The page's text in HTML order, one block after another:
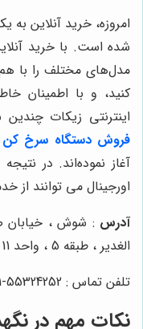
امروزه، خرید آنلاین
شده است. با خرید
مدل‌های مختلف را با هم
کنید، و با اطمینان
اینترنتی زیکات
فروش دستگاه سرخ کن
آغاز نموده‌اند. در
اورجینال می توانند از
آدرس : شوش ، خیابان
الغدیر ، طبقه 5 ، واحد 11
تلفن تماس : 55324252-021
نکات مهم در